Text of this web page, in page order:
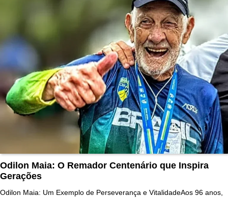
Odilon Maia: O Remador Centenário que Inspira
Gerações
Odilon Maia: Um Exemplo de Perseverança e VitalidadeAos 96 anos,